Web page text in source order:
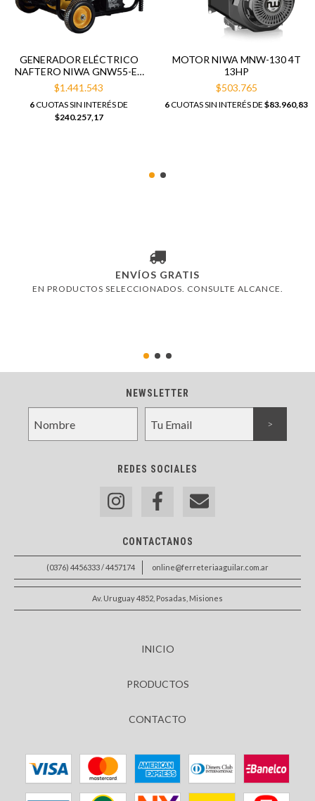
GENERADOR ELÉCTRICO
NAFTERO NIWA GNW55-ER
5,5KVA ARRANQUE
ELÉCTRICO
$1.441.543
6CUOTAS SIN INTERÉS DE
$240.257,17
MOTOR NIWA MNW-130 4T
13HP
$503.765
6CUOTAS SIN INTERÉS DE $83.960,83
ENVÍOS GRATIS
EN PRODUCTOS SELECCIONADOS. CONSULTE ALCANCE.
NEWSLETTER
REDES SOCIALES
CONTACTANOS
(0376) 4456333 / 4457174 online@ferreteriaaguilar.com.ar
Av. Uruguay 4852, Posadas, Misiones
INICIO
PRODUCTOS
CONTACTO